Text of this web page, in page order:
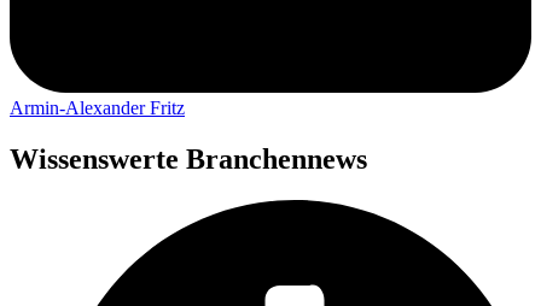
Armin-Alexander Fritz
Wissenswerte Branchennews